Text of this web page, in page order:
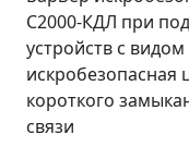
С2000-КДЛ при
устройств с
искробезопасная
короткого
связи